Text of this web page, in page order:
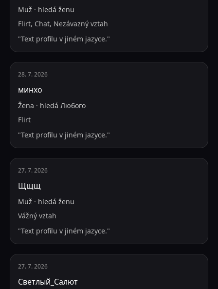
Muž · hledá ženu
Flirt, Chat, Nezávazný vztah
"Text profilu v jiném jazyce."
28. 7. 2026
минхо
Žena · hledá Любого
Flirt
"Text profilu v jiném jazyce."
27. 7. 2026
Щщщ
Muž · hledá ženu
Vážný vztah
"Text profilu v jiném jazyce."
27. 7. 2026
Светлый_Салют